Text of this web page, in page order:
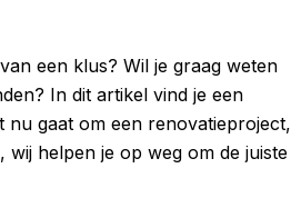
een klus? Wil je graag weten
In dit artikel vind je een
gaat om een renovatieproject,
helpen je op weg om de juiste